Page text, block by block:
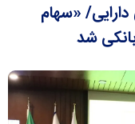
دارایی/ «سهام
شد